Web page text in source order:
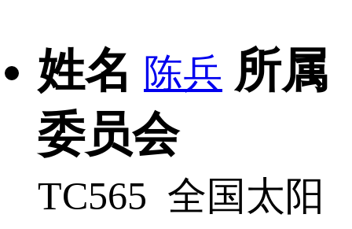
姓名 陈兵 所属
委员会
TC565 全国太阳